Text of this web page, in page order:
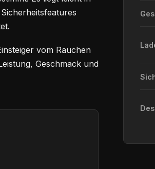
vom Rauchen
Geschmack und